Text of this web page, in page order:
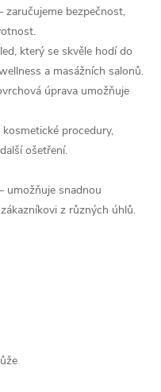
bezpečnost,
který se skvěle hodí do
a masážních salonů.
úprava umožňuje
procedury,
ošetření.
umožňuje snadnou
z různých úhlů.